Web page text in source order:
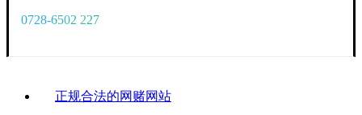
0728-6502 227
正规合法的网赌网站